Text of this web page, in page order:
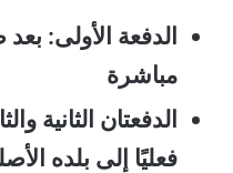
الدفعة الأولى:
مباشرة
الدفعتان الثانية
فعليًا إلى بلده